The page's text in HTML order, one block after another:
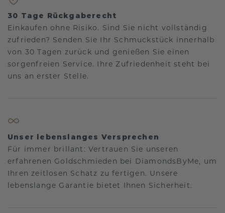
30 Tage Rückgaberecht
Einkaufen ohne Risiko. Sind Sie nicht vollständig
zufrieden? Senden Sie Ihr Schmuckstück innerhalb
von 30 Tagen zurück und genießen Sie einen
sorgenfreien Service. Ihre Zufriedenheit steht bei
uns an erster Stelle.
Unser lebenslanges Versprechen
Für immer brillant: Vertrauen Sie unseren
erfahrenen Goldschmieden bei DiamondsByMe, um
Ihren zeitlosen Schatz zu fertigen. Unsere
lebenslange Garantie bietet Ihnen Sicherheit.